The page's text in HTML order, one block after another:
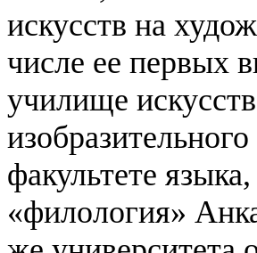
искусств на
числе ее первых
училище
факультете
«филология»